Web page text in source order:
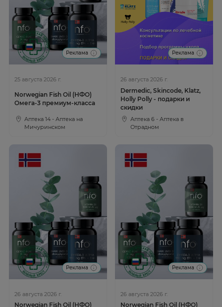
Реклама
25 августа 2026 г.
Norwegian Fish Oil (НФО)
Омега-3 премиум-класса
Аптека 14 - Аптека на
Мичуринском
Реклама
26 августа 2026 г.
Dermedic, Skincode, Klatz,
Holly Polly - подарки и
скидки
Аптека 6 - Аптека в
Отрадном
Реклама
26 августа 2026 г.
Norwegian Fish Oil (НФО)
Реклама
26 августа 2026 г.
Norwegian Fish Oil (НФО)